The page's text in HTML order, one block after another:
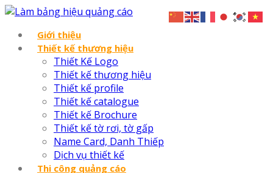
Giới thiệu
Thiết kế thương hiệu
Thiết Kế Logo
Thiết kế thương hiệu
Thiết kế profile
Thiết kế catalogue
Thiết kế Brochure
Thiết kế tờ rơi, tờ gấp
Name Card, Danh Thiếp
Dịch vụ thiết kế
Thi công quảng cáo